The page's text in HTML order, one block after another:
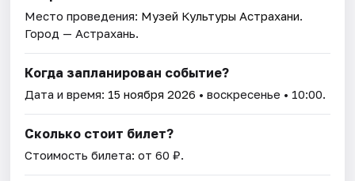
Место проведения: Музей Культуры Астрахани.
Город — Астрахань.
Когда запланирован событие?
Дата и время: 15 ноября 2026 • воскресенье • 10:00.
Сколько стоит билет?
Стоимость билета: от 60 ₽.